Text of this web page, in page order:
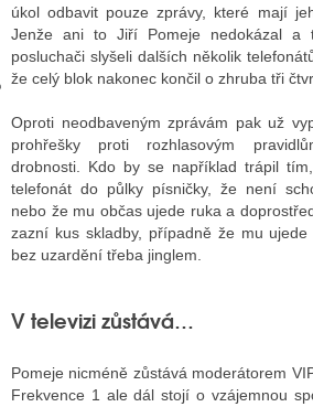
DISKUTÉRA NA RADIOTV
STARŠÍCH DISKUZÍ
úkol odbavit pouze zprávy, které mají
Jenže ani to Jiří Pomeje nedokázal a
posluchači slyšeli dalších několik
že celý blok nakonec končil o zhruba tři
Oproti neodbaveným zprávám pak už
prohřešky proti rozhlasovým
drobnosti. Kdo by se například trápil
telefonát do půlky písničky, že není
nebo že mu občas ujede ruka a
zazní kus skladby, případně že mu
bez uzardění třeba jinglem.
V televizi zůstává…
Pomeje nicméně zůstává moderátorem
Frekvence 1 ale dál stojí o vzájemnou